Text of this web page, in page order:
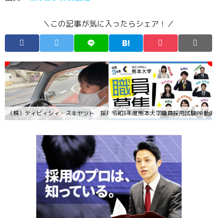
＼この記事が気に入ったらシェア！／
令和3年度熊本大学職員採用試験PR動画
（株）ティビィシィ・スキヤツト 採用動画